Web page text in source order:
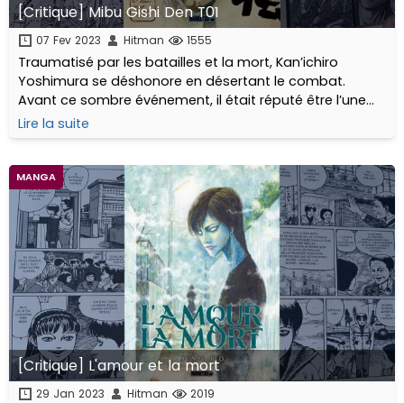
[Critique] Mibu Gishi Den T01
07 Fev 2023 Hitman 1555
Traumatisé par les batailles et la mort, Kan’ichiro
Yoshimura se déshonore en désertant le combat.
Avant ce sombre événement, il était réputé être l’une
des plus fines lames du Shinsen Gumi...
Lire la suite
MANGA
[Critique] L'amour et la mort
29 Jan 2023 Hitman 2019